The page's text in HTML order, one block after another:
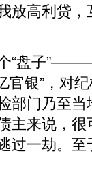
放高利贷
“盘子
官银”，对
部门乃至
主来说，
过一劫。